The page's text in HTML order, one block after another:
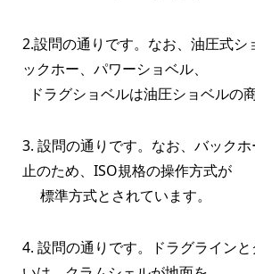
2.設問の通りです。なお、油圧式シ
ックホー、パワーショベル、
ドラグショベルは油圧ショベルの
3. 設問の通りです。なお、バック
止のため、ISO規格の操作方式が
標準方式とされています。
4. 設問の通りです。ドラグライン